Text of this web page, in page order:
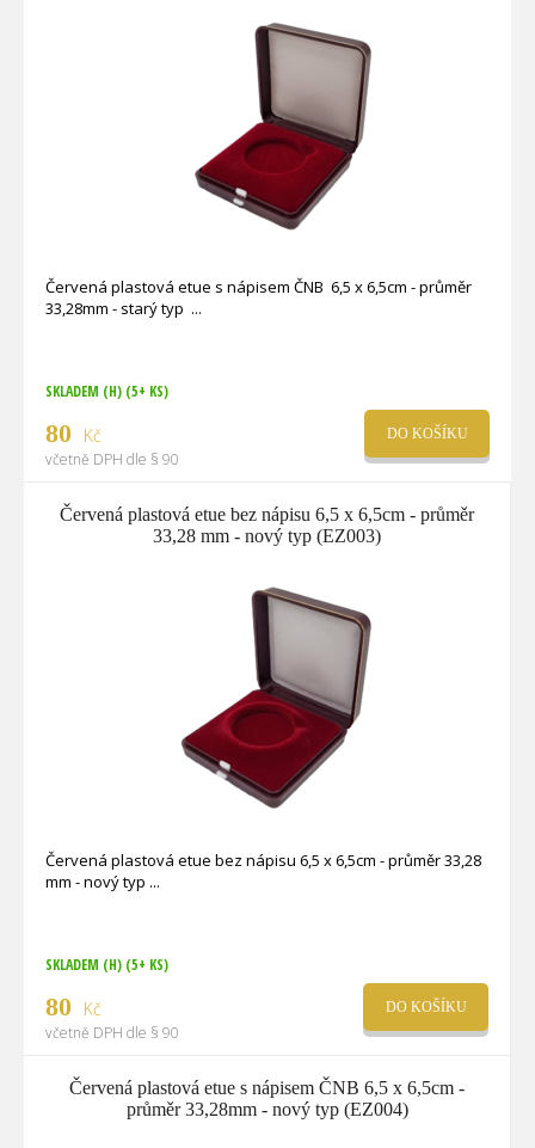
Červená plastová etue s nápisem ČNB 6,5 x 6,5cm - průměr
33,28mm - starý typ
SKLADEM (H) (5+ KS)
80 Kč
včetně DPH dle § 90
DO KOŠÍKU
Červená plastová etue bez nápisu 6,5 x 6,5cm - průměr
33,28 mm - nový typ (EZ003)
Červená plastová etue bez nápisu 6,5 x 6,5cm - průměr 33,28
mm - nový typ
SKLADEM (H) (5+ KS)
80 Kč
včetně DPH dle § 90
DO KOŠÍKU
Červená plastová etue s nápisem ČNB 6,5 x 6,5cm -
průměr 33,28mm - nový typ (EZ004)